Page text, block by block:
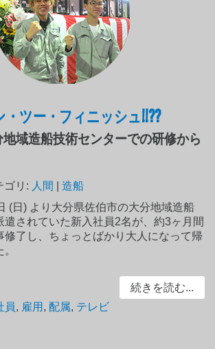
・ツー・フィニッシュ!!??
域造船技術センターでの研修から
ゴリ: 人間 |造船
(日) より大分県佐伯市の大分地域造船
遣されていた新入社員2名が、約3ヶ月間
修了し、ちょっとばかり大人になって帰
続きを読む...
員, 雇用 , 配属, テレビ